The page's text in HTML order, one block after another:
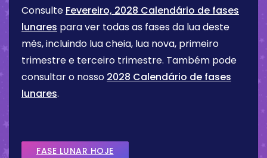
Consulte Fevereiro, 2028 Calendário de fases
lunares para ver todas as fases da lua deste
mês, incluindo lua cheia, lua nova, primeiro
trimestre e terceiro trimestre. Também pode
consultar o nosso 2028 Calendário de fases
lunares.
FASE LUNAR HOJE